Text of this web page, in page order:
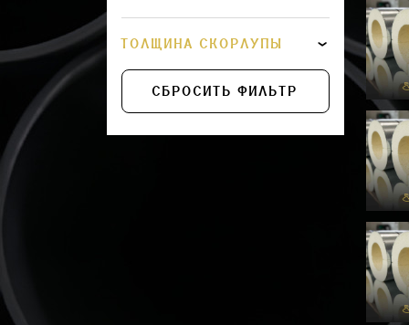
ТОЛЩИНА СКОРЛУПЫ
СБРОСИТЬ ФИЛЬТР